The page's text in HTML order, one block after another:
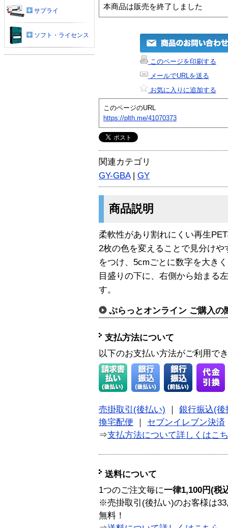
本商品は販売を終了しました
このページを印刷する
メールでURLを送る
お気に入りに追加する
このページのURL
https://plth.me/41070373
関連カテゴリ
GY-GBA| GY
商品説明
柔軟性があり割れにくい再生
2枚の色を変えることで見分け
をつけ、5cmごとに数字を大き
目盛りの下に、右側から始まる
す。
ぷらっとオンライン ご購入の
支払方法について
以下のお支払い方法がご利用で
売掛取引(後払い)
銀行振込(後
換宅配便
セブンイレブン決済
⇒支払方法について詳しくはこ
送料について
1つのご注文毎に一律1,100円(税
※売掛取引(後払い)のお客様は
無料！
サプライ
ソフト・ライセンス